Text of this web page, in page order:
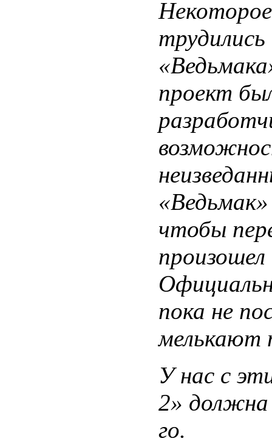
трудились
проект
чтобы
произошел
пока не
У нас с
2» должна
го.